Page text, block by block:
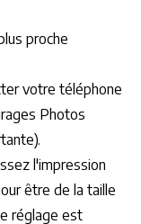
proche
votre téléphone
Photos
l'impression
être de la taille
réglage est